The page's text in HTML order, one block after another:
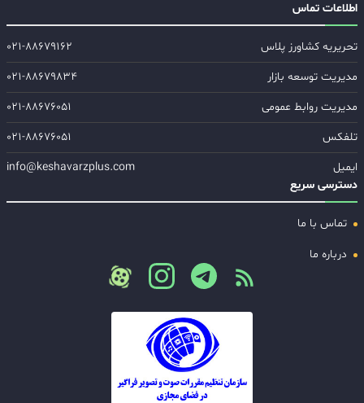
اطلاعات تماس
تحریریه کشاورز پلاس
۰۲۱-۸۸۶۷۹۱۶۲
مدیریت توسعه بازار
۰۲۱-۸۸۶۷۹۸۳۴
مدیریت روابط عمومی
۰۲۱-۸۸۶۷۶۰۵۱
تلفکس
۰۲۱-۸۸۶۷۶۰۵۱
ایمیل
info@keshavarzplus.com
دسترسی سریع
تماس با ما
درباره ما